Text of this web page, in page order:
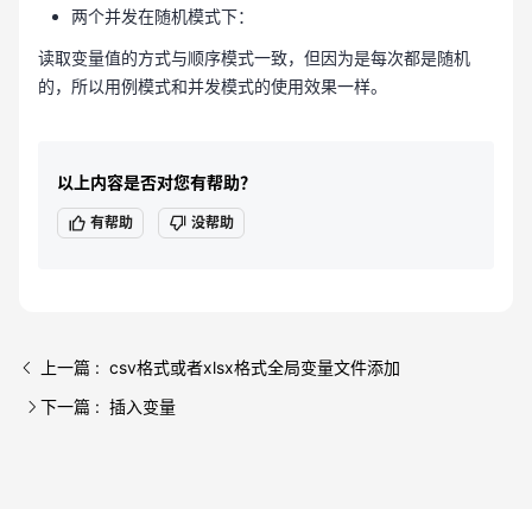
两个并发在随机模式下：
读取变量值的方式与顺序模式一致，但因为是每次都是随机
的，所以用例模式和并发模式的使用效果一样。
以上内容是否对您有帮助？
有帮助 没帮助
上一篇 : csv格式或者xlsx格式全局变量文件添加
下一篇 : 插入变量